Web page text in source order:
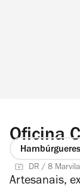
Oficina
Hambúrgueres
DR / 8 Marvila
Artesanais,